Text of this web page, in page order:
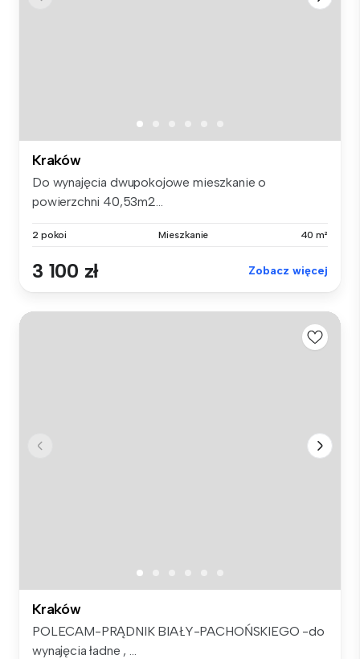
Kraków
Do wynajęcia dwupokojowe mieszkanie o
powierzchni 40,53m2...
2 pokoi Mieszkanie 40 m²
3 100 zł Zobacz więcej
Kraków
POLECAM-PRĄDNIK BIAŁY-PACHOŃSKIEGO -do
wynajęcia ładne , ...